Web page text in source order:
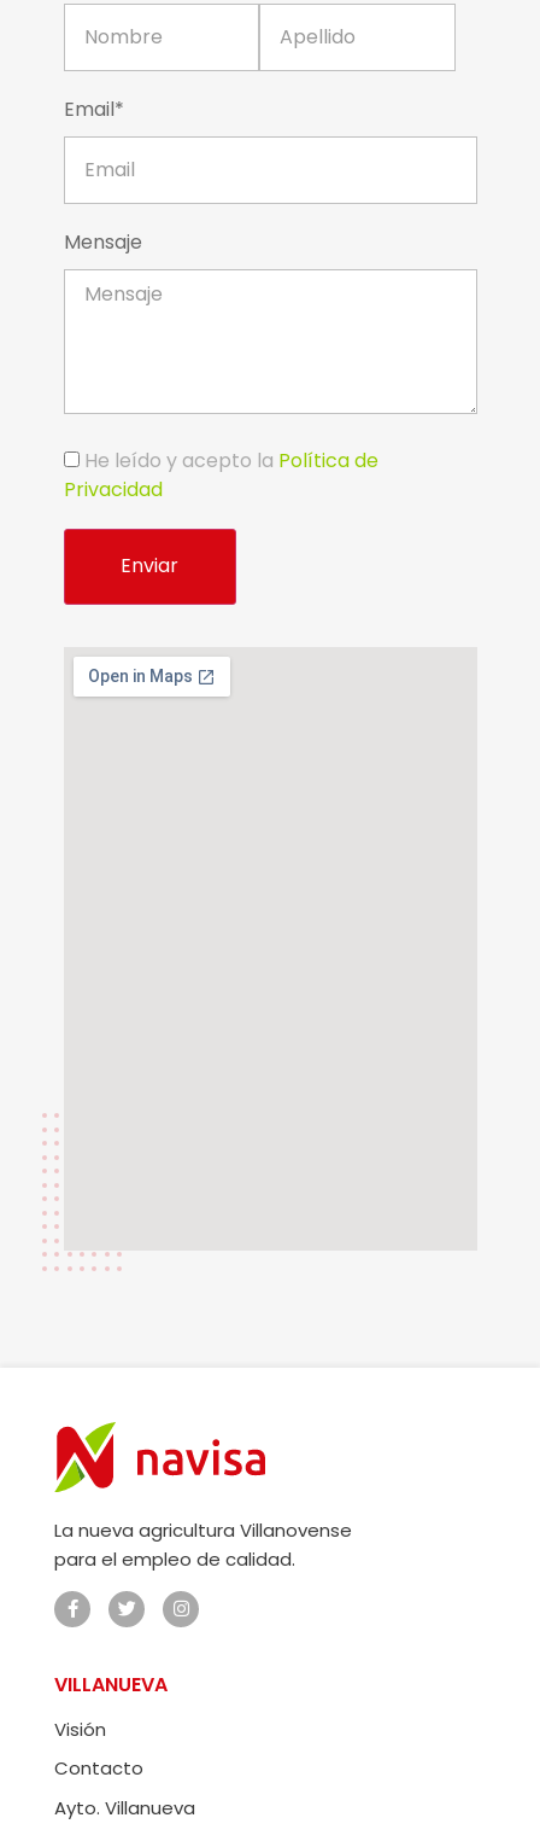
Email*
Mensaje
He leído y acepto la Política de
Privacidad
La nueva agricultura Villanovense
para el empleo de calidad.
VILLANUEVA
Visión
Contacto
Ayto. Villanueva